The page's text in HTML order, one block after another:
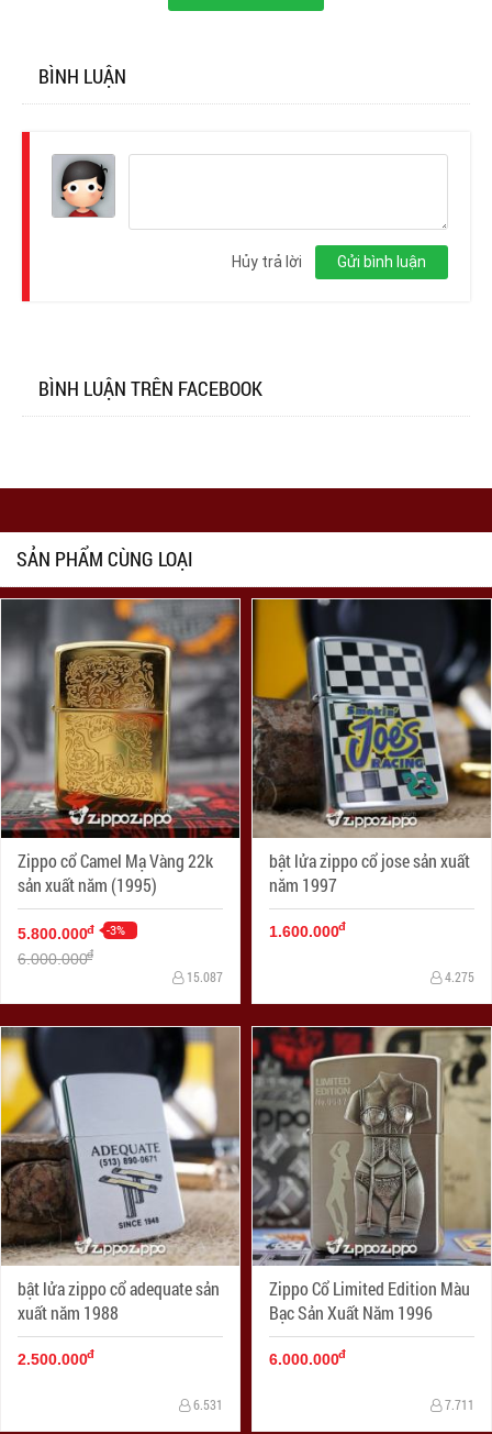
BÌNH LUẬN
Gửi bình luận
Hủy trả lời
BÌNH LUẬN TRÊN FACEBOOK
SẢN PHẨM CÙNG LOẠI
Zippo cổ Camel Mạ Vàng 22k
sản xuất năm (1995)
5.800.000đ -3%
6.000.000đ
15.087
bật lửa zippo cổ jose sản xuất
năm 1997
1.600.000đ
4.275
bật lửa zippo cổ adequate sản
xuất năm 1988
2.500.000đ
6.531
Zippo Cổ Limited Edition Màu
Bạc Sản Xuất Năm 1996
6.000.000đ
7.711